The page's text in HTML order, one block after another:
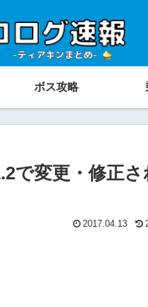
ボス攻略
で変更・修正さ
2017.04.13